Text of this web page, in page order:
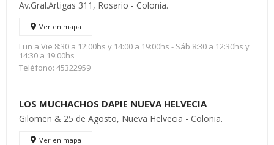
Av.Gral.Artigas 311, Rosario - Colonia.
Ver en mapa
Lun a Vie 8:30 a 12:00hs y 14:00 a 19:00hs - Sáb 8:30 a 12:30hs y
14:30 a 19:00hs
Teléfono: 45322959
LOS MUCHACHOS DAPIE NUEVA HELVECIA
Gilomen & 25 de Agosto, Nueva Helvecia - Colonia.
Ver en mapa